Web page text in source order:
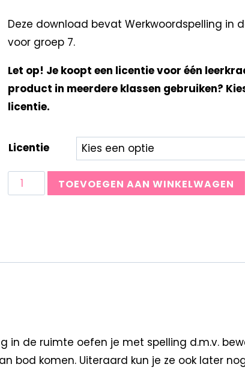
Deze download bevat Werkwoordspelling in
voor groep 7.
Let op! Je koopt een licentie voor één
product in meerdere klassen gebruiken?
licentie.
Licentie
TOEVOEGEN AAN WINKELWAGEN
in de ruimte oefen je met spelling d.m.v.
bod komen. Uiteraard kun je ze ook later